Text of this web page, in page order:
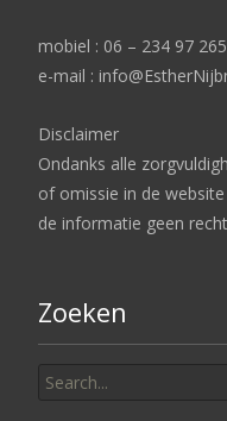
mobiel : 06 – 234 97 265
e-mail :
Disclaimer
Ondanks alle
of omissie in de
de informatie geen
Zoeken
for: